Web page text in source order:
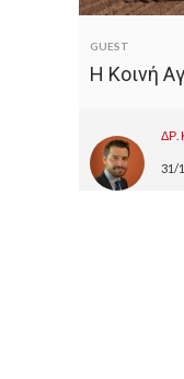
GUEST
Η Κοινή
ΔΡ.
31/